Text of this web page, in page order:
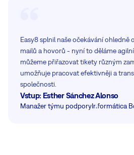
Vstup: Esther Sánchez Alonso
Manažer týmu podporyInformática
Easy8 splnil naše očekávání ohledně
mailů a hovorů - nyní to děláme
můžeme přiřazovat tikety různým
umožňuje pracovat efektivněji a
společnosti.